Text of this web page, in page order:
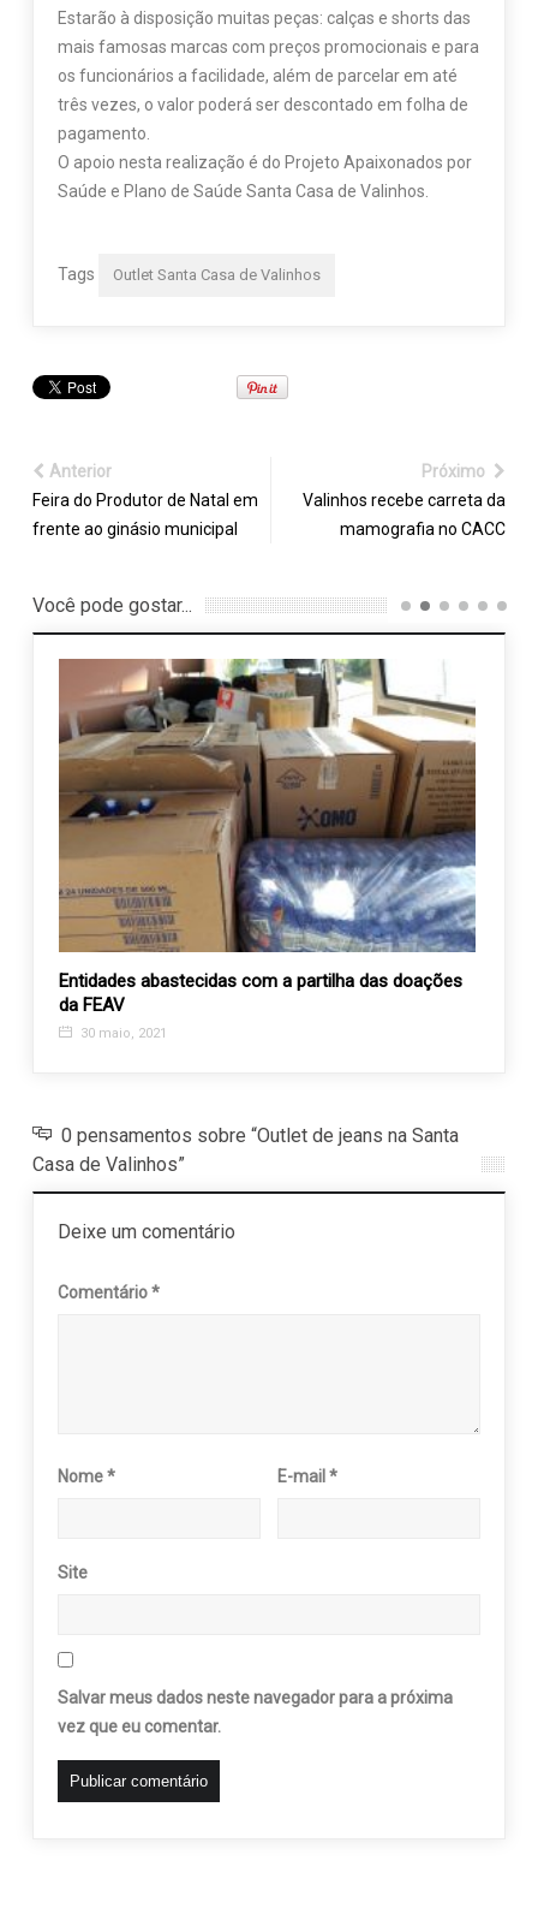
Estarão à disposição muitas peças: calças e shorts das
mais famosas marcas com preços promocionais e para
os funcionários a facilidade, além de parcelar em até
três vezes, o valor poderá ser descontado em folha de
pagamento.
O apoio nesta realização é do Projeto Apaixonados por
Saúde e Plano de Saúde Santa Casa de Valinhos.
Tags Outlet Santa Casa de Valinhos
Anterior
Feira do Produtor de Natal em
frente ao ginásio municipal
Próximo
Valinhos recebe carreta da
mamografia no CACC
Você pode gostar...
Entidades abastecidas com a partilha das doações
da FEAV
30 maio, 2021
0 pensamentos sobre “Outlet de jeans na Santa
Casa de Valinhos”
Deixe um comentário
Comentário*
Nome* E-mail*
Site
Salvar meus dados neste navegador para a próxima
vez que eu comentar.